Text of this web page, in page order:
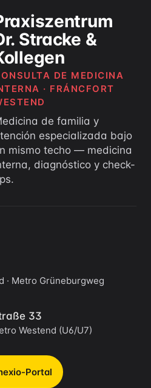
Stracke &
DE MEDICINA
· FRÁNCFORT
de familia y
especializada bajo
mismo techo — medicina
diagnóstico y check-
· Metro Grüneburgweg
33
Westend (U6/U7)
Portal